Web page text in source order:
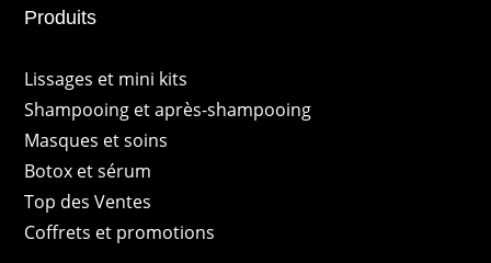
Produits
Lissages et mini kits
Shampooing et après-shampooing
Masques et soins
Botox et sérum
Top des Ventes
Coffrets et promotions